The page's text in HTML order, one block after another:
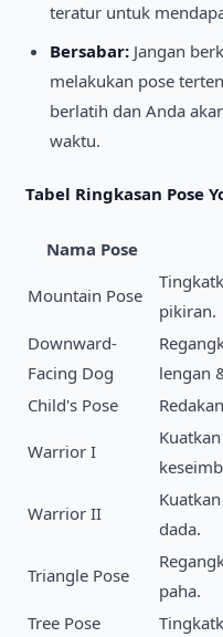
teratur untuk
Bersabar: Jangan
melakukan pose
berlatih dan Anda
waktu.
Tabel Ringkasan Pose
Nama Pose
Mountain Pose
pikiran.
Downward-
Facing Dog
lengan
Child's Pose
Warrior I
Warrior II
dada.
Triangle Pose
paha.
Tree Pose